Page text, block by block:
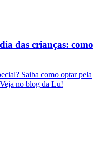
das crianças: como
Saiba como optar pela
no blog da Lu!